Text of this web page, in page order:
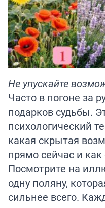
Не упускайте
Часто в погоне за
подарков судьбы.
психологический
какая скрытая
прямо сейчас и как
Посмотрите на
одну поляну,
сильнее всего.